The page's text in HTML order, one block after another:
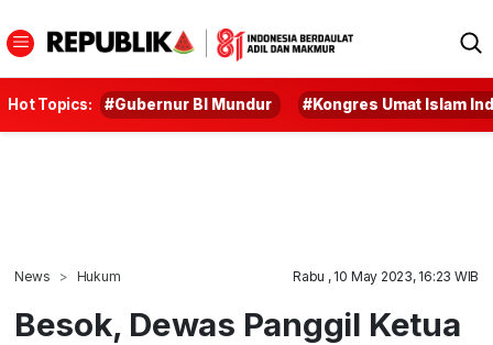
Hot Topics: #Gubernur BI Mundur #Kongres Umat Islam
News Hukum Rabu , 10 May 2023, 16:23 WIB
Besok, Dewas Panggil Ketua